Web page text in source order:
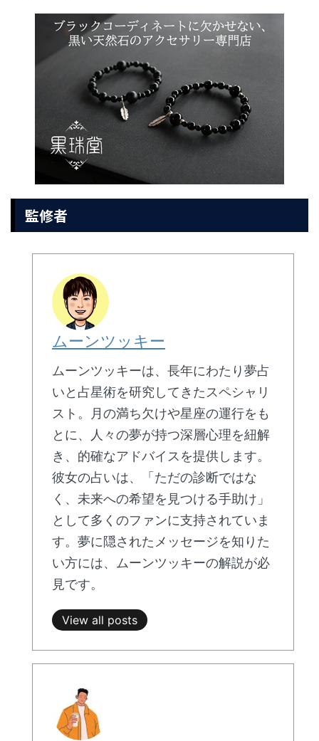
監修者
ムーンツッキー
ムーンツッキーは、長年にわたり夢占
いと占星術を研究してきたスペシャリ
スト。月の満ち欠けや星座の運行をも
とに、人々の夢が持つ深層心理を紐解
き、的確なアドバイスを提供します。
彼女の占いは、「ただの診断ではな
く、未来への希望を見つける手助け」
として多くのファンに支持されていま
す。夢に隠されたメッセージを知りた
い方には、ムーンツッキーの解説が必
見です。
View all posts